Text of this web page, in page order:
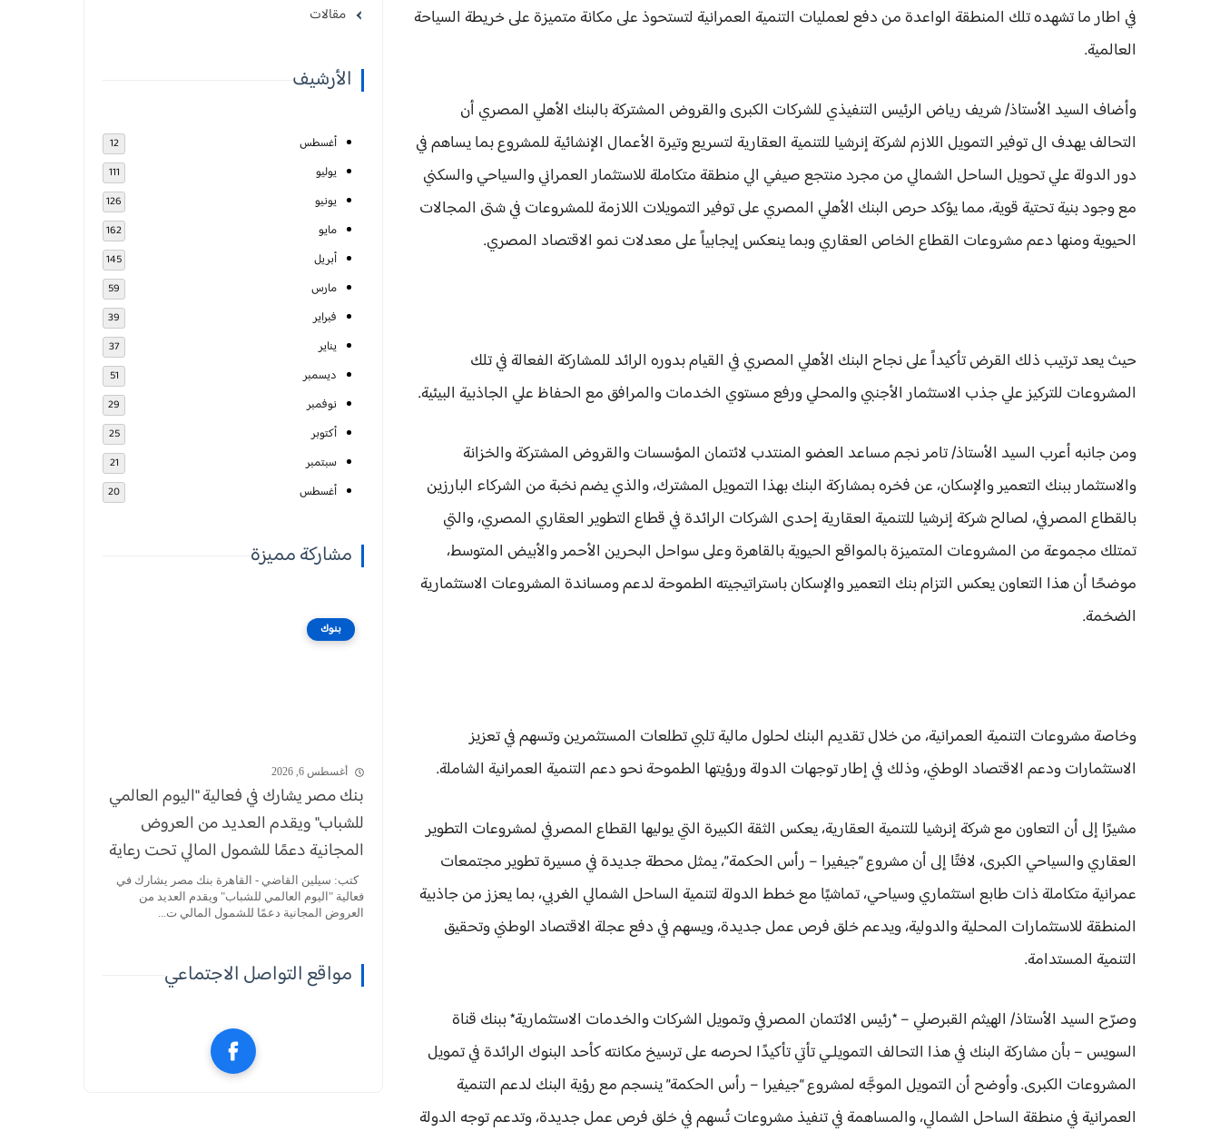
في اطار ما تشهده تلك المنطقة الواعدة من دفع لعمليات التنمية العمرانية لتستحوذ على مكانة متميزة على خريطة السياحة
العالمية.
وأضاف السيد الأستاذ/ شريف رياض الرئيس التنفيذي للشركات الكبرى والقروض المشتركة بالبنك الأهلي المصري أن
التحالف يهدف الى توفير التمويل اللازم لشركة إنرشيا للتنمية العقارية لتسريع وتيرة الأعمال الإنشائية للمشروع بما يساهم في
دور الدولة علي تحويل الساحل الشمالي من مجرد منتجع صيفي الي منطقة متكاملة للاستثمار العمراني والسياحي والسكني
مع وجود بنية تحتية قوية، مما يؤكد حرص البنك الأهلي المصري على توفير التمويلات اللازمة للمشروعات في شتى المجالات
الحيوية ومنها دعم مشروعات القطاع الخاص العقاري وبما ينعكس إيجابياً على معدلات نمو الاقتصاد المصري.
حيث يعد ترتيب ذلك القرض تأكيداً على نجاح البنك الأهلي المصري في القيام بدوره الرائد للمشاركة الفعالة في تلك
المشروعات للتركيز علي جذب الاستثمار الأجنبي والمحلي ورفع مستوي الخدمات والمرافق مع الحفاظ علي الجاذبية البيئية.
ومن جانبه أعرب السيد الأستاذ/ تامر نجم مساعد العضو المنتدب لائتمان المؤسسات والقروض المشتركة والخزانة
والاستثمار ببنك التعمير والإسكان، عن فخره بمشاركة البنك بهذا التمويل المشترك، والذي يضم نخبة من الشركاء البارزين
بالقطاع المصرفي، لصالح شركة إنرشيا للتنمية العقارية إحدى الشركات الرائدة في قطاع التطوير العقاري المصري، والتي
تمتلك مجموعة من المشروعات المتميزة بالمواقع الحيوية بالقاهرة وعلى سواحل البحرين الأحمر والأبيض المتوسط،
موضحًا أن هذا التعاون يعكس التزام بنك التعمير والإسكان باستراتيجيته الطموحة لدعم ومساندة المشروعات الاستثمارية
الضخمة.
وخاصة مشروعات التنمية العمرانية، من خلال تقديم البنك لحلول مالية تلبي تطلعات المستثمرين وتسهم في تعزيز
الاستثمارات ودعم الاقتصاد الوطني، وذلك في إطار توجهات الدولة ورؤيتها الطموحة نحو دعم التنمية العمرانية الشاملة.
مشيرًا إلى أن التعاون مع شركة إنرشيا للتنمية العقارية، يعكس الثقة الكبيرة التي يوليها القطاع المصرفي لمشروعات التطوير
العقاري والسياحي الكبرى، لافتًا إلى أن مشروع “جيفيرا – رأس الحكمة”، يمثل محطة جديدة في مسيرة تطوير مجتمعات
عمرانية متكاملة ذات طابع استثماري وسياحي، تماشيًا مع خطط الدولة لتنمية الساحل الشمالي الغربي، بما يعزز من جاذبية
المنطقة للاستثمارات المحلية والدولية، ويدعم خلق فرص عمل جديدة، ويسهم في دفع عجلة الاقتصاد الوطني وتحقيق
التنمية المستدامة.
وصرّح السيد الأستاذ/ الهيثم القبرصلي – *رئيس الائتمان المصرفي وتمويل الشركات والخدمات الاستثمارية* ببنك قناة
السويس – بأن مشاركة البنك في هذا التحالف التمويلـي تأتي تأكيدًا لحرصه على ترسيخ مكانته كأحد البنوك الرائدة في تمويل
المشروعات الكبرى. وأوضح أن التمويل الموجَّه لمشروع “جيفيرا – رأس الحكمة” ينسجم مع رؤية البنك لدعم التنمية
العمرانية في منطقة الساحل الشمالي، والمساهمة في تنفيذ مشروعات تُسهم في خلق فرص عمل جديدة، وتدعم توجه الدولة
مقالات
الأرشيف
أغسطس 12
يوليو 111
يونيو 126
مايو 162
أبريل 145
مارس 59
فبراير 39
يناير 37
ديسمبر 51
نوفمبر 29
أكتوبر 25
سبتمبر 21
أغسطس 20
مشاركة مميزة
بنوك
أغسطس 6, 2026
بنك مصر يشارك في فعالية "اليوم العالمي
للشباب" ويقدم العديد من العروض
المجانية دعمًا للشمول المالي تحت رعاية
البنك المركزي
كتب: سيلين القاضي - القاهرة بنك مصر يشارك في
فعالية "اليوم العالمي للشباب" ويقدم العديد من
العروض المجانية دعمًا للشمول المالي ت...
مواقع التواصل الاجتماعي